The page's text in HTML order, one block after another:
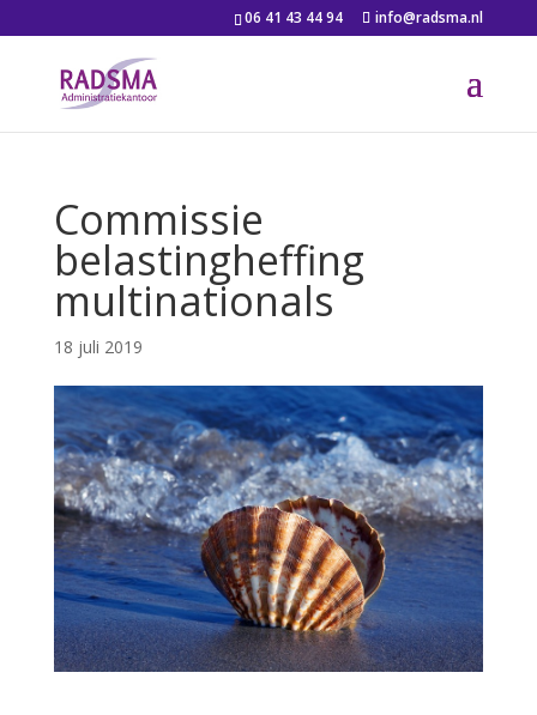
06 41 43 44 94 info@radsma.nl
Commissie
belastingheffing
multinationals
18 juli 2019